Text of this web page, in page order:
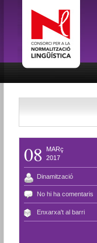
08
MARç
2017
Dinamització
No hi ha comentaris
Enxarxa't al barri